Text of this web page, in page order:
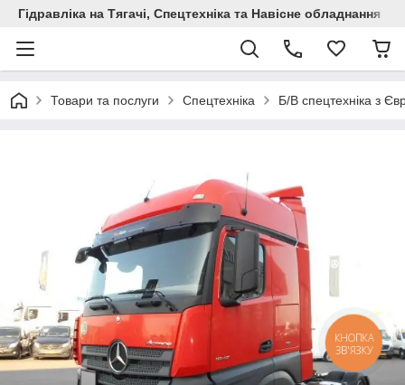
Гідравліка на Тягачі, Спецтехніка та Навісне обладнання
Товари та послуги Спецтехніка Б/В спецтехніка з
КНОПКА
ЗВ'ЯЗКУ